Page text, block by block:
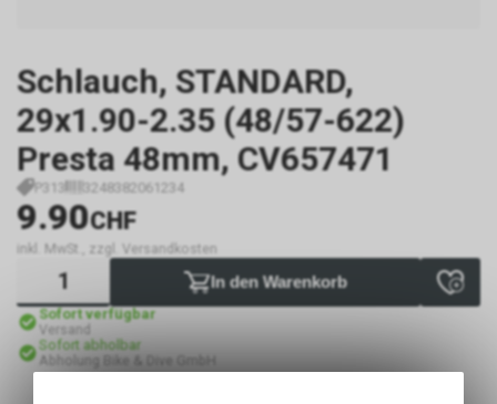
Schlauch, STANDARD,
29x1.90-2.35 (48/57-622)
Presta 48mm, CV657471
P313 3248382061234
9.90CHF
inkl. MwSt., zzgl. Versandkosten
In den Warenkorb
Sofort verfügbar
Versand
Sofort abholbar
Abholung Bike & Dive GmbH